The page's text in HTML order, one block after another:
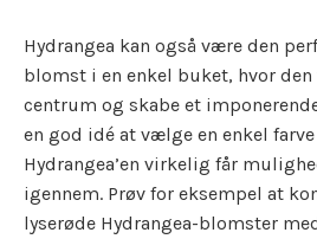
Hydrangea kan også være den
blomst i en enkel buket, hvor
centrum og skabe et
en god idé at vælge en enkel
Hydrangea’en virkelig får
igennem. Prøv for eksempel at
lyserøde Hydrangea-blomster